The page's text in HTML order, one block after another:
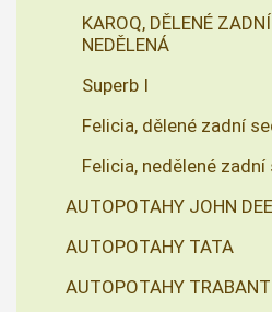
KAROQ, DĚLENÉ
NEDĚLENÁ
Superb I
Felicia, dělené zadní
Felicia, nedělené zadní
AUTOPOTAHY JOHN
AUTOPOTAHY TATA
AUTOPOTAHY TRABANT